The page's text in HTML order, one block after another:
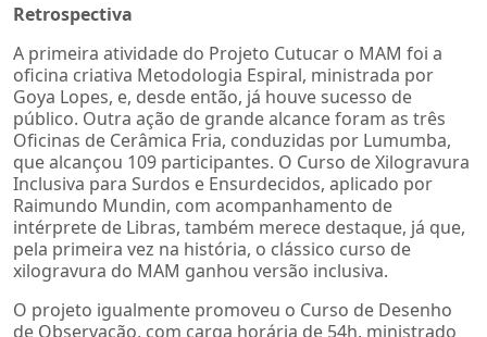
Retrospectiva
A primeira atividade do Projeto Cutucar o MAM foi a
oficina criativa Metodologia Espiral, ministrada por
Goya Lopes, e, desde então, já houve sucesso de
público. Outra ação de grande alcance foram as três
Oficinas de Cerâmica Fria, conduzidas por Lumumba,
que alcançou 109 participantes. O Curso de Xilogravura
Inclusiva para Surdos e Ensurdecidos, aplicado por
Raimundo Mundin, com acompanhamento de
intérprete de Libras, também merece destaque, já que,
pela primeira vez na história, o clássico curso de
xilogravura do MAM ganhou versão inclusiva.
O projeto igualmente promoveu o Curso de Desenho
de Observação, com carga horária de 54h, ministrado